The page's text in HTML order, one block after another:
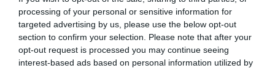
processing of your personal or sensitive information for
targeted advertising by us, please use the below opt-out
section to confirm your selection. Please note that after your
opt-out request is processed you may continue seeing
interest-based ads based on personal information utilized by